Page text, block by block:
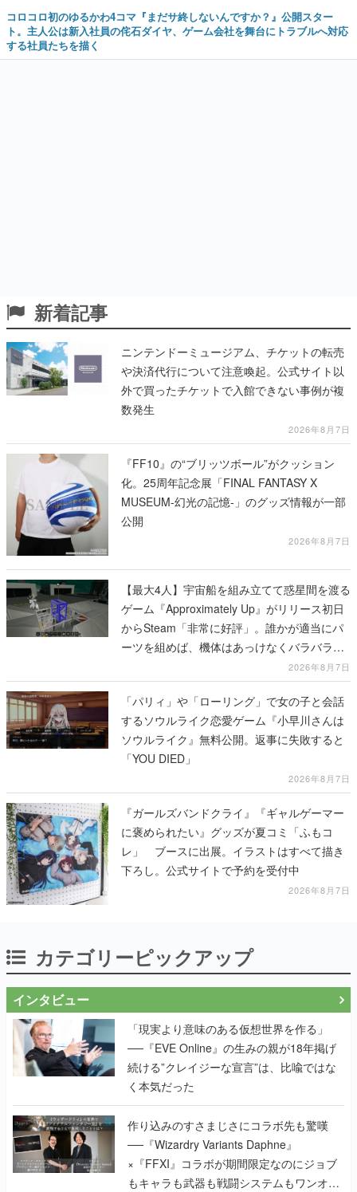
コロコロ初のゆるかわ4コマ『まだサ終しないんですか？』公開スター
ト。主人公は新入社員の侘石ダイヤ、ゲーム会社を舞台にトラブルへ対応
する社員たちを描く
新着記事
ニンテンドーミュージアム、チケットの転売
や決済代行について注意喚起。公式サイト以
外で買ったチケットで入館できない事例が複
数発生
2026年8月7日
『FF10』の“ブリッツボール”がクッション
化。25周年記念展「FINAL FANTASY X
MUSEUM-幻光の記憶-」のグッズ情報が一部
公開
2026年8月7日
【最大4人】宇宙船を組み立てて惑星間を渡る
ゲーム『Approximately Up』がリリース初日
からSteam「非常に好評」。誰かが適当にパ
ーツを組めば、機体はあっけなくバラバラに
2026年8月7日
「パリィ」や「ローリング」で女の子と会話
するソウルライク恋愛ゲーム『小早川さんは
ソウルライク』無料公開。返事に失敗すると
「YOU DIED」
2026年8月7日
『ガールズバンドクライ』『ギャルゲーマー
に褒められたい』グッズが夏コミ「ふもコ
レ」 ブースに出展。イラストはすべて描き
下ろし。公式サイトで予約を受付中
2026年8月7日
カテゴリーピックアップ
インタビュー
「現実より意味のある仮想世界を作る」
──『EVE Online』の生みの親が18年掲げ
続ける”クレイジーな宣言”は、比喩ではな
く本気だった
作り込みのすさまじさにコラボ先も驚嘆
──『Wizardry Variants Daphne』
×『FFXI』コラボが期間限定なのにジョブ
もキャラも武器も戦闘システムもワンオフ